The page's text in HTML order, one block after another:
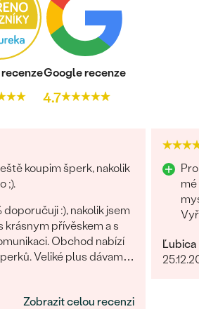
Google recenze
4.7
koupim šperk, nakolik
;).
:), nakolik jsem
krásnym přívěskem a s
Obchod nabízí
dávam i
Zobrazit celou recenzi
mé
Ľubica